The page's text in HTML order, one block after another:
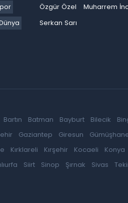
Özgür Özel
Muharrem
Serkan Sarı
Bartın Batman Bayburt Bilecik
Gaziantep Giresun
Kırklareli Kırşehir Kocaeli Konya
Siirt Sinop Şırnak Sivas